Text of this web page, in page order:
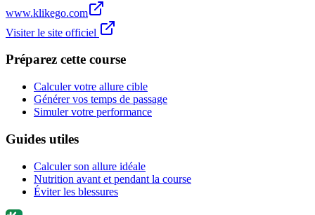
www.klikego.com
Visiter le site officiel
Préparez cette course
Calculer votre allure cible
Générer vos temps de passage
Simuler votre performance
Guides utiles
Calculer son allure idéale
Nutrition avant et pendant la course
Éviter les blessures